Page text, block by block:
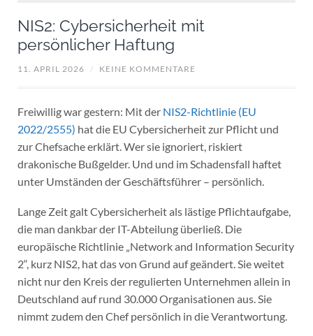
NIS2: Cybersicherheit mit
persönlicher Haftung
11. APRIL 2026 / KEINE KOMMENTARE
Freiwillig war gestern: Mit der NIS2-Richtlinie (EU
2022/2555) hat die EU Cybersicherheit zur Pflicht und
zur Chefsache erklärt. Wer sie ignoriert, riskiert
drakonische Bußgelder. Und und im Schadensfall haftet
unter Umständen der Geschäftsführer – persönlich.
Lange Zeit galt Cybersicherheit als lästige Pflichtaufgabe,
die man dankbar der IT-Abteilung überließ. Die
europäische Richtlinie „Network and Information Security
2“, kurz NIS2, hat das von Grund auf geändert. Sie weitet
nicht nur den Kreis der regulierten Unternehmen allein in
Deutschland auf rund 30.000 Organisationen aus. Sie
nimmt zudem den Chef persönlich in die Verantwortung.